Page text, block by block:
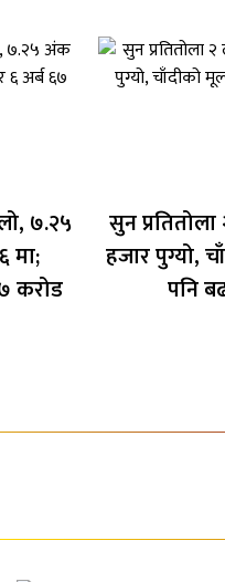
७.२५
मा;
करोड
सुन
हजार पुग्यो,
पनि